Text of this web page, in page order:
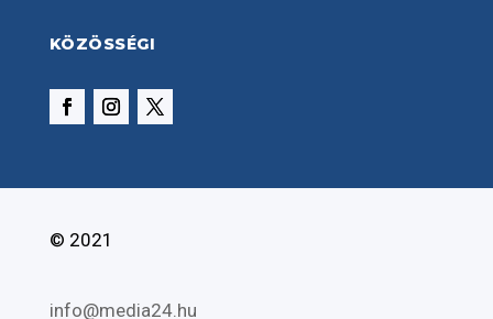
KÖZÖSSÉGI
© 2021
info@media24.hu